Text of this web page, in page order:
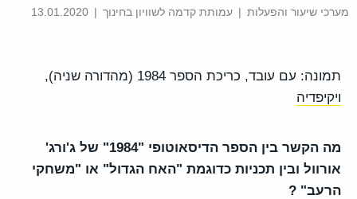
מערכי שיעור והפעלות | עמותת קדמה לשוויון בחינוך |
תמונה: עם עובד, כריכת הספר 1984 (מהדורה שניה),
ויקיפדיה
מה הקשר בין הספר הדיסאוטופי "1984" של ג'ורג'
אורוול ובין תכניות כדוגמת "האח הגדול" או "משחקי
הרעב" ?